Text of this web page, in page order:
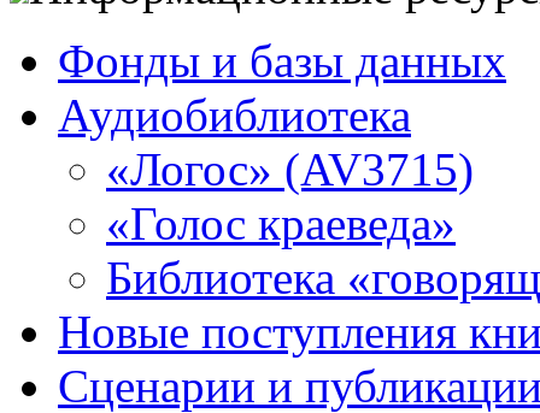
Фонды и базы данных
Аудиобиблиотека
«Логос» (AV3715)
«Голос краеведа»
Библиотека
Новые поступления
Сценарии и